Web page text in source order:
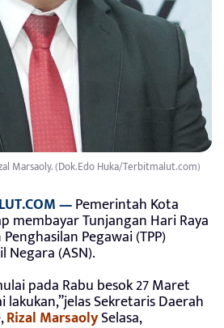
Marsaoly. (Dok.Edo Huka/Terbitmalut.com)
—Pemerintah Kota
membayar Tunjangan Hari Raya
Pegawai (TPP)
Negara (ASN).
pada Rabu besok 27 Maret
Sekretaris Daerah
Rizal MarsaolySelasa,